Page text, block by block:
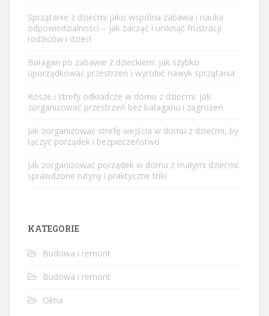
Sprzątanie z dziećmi jako wspólna zabawa i nauka
odpowiedzialności – jak zacząć i uniknąć frustracji
rodziców i dzieci
Bałagan po zabawie z dzieckiem: jak szybko
uporządkować przestrzeń i wyrobić nawyk sprzątania
Kosze i strefy odkładcze w domu z dziećmi: jak
zorganizować przestrzeń bez bałaganu i zagrożeń
Jak zorganizować strefę wejścia w domu z dziećmi, by
łączyć porządek i bezpieczeństwo
Jak zorganizować porządek w domu z małymi dziećmi:
sprawdzone rutyny i praktyczne triki
KATEGORIE
Budowa i remont
Budowa i remont
Okna